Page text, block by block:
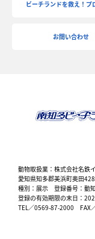
ビーチランドを救え！プ
お問い合わせ
動物取扱業：株式会社名鉄
愛知県知多郡美浜町奥田
種別：展示 登録番号：動
登録の有効期限の末日：
TEL／0569-87-2000 FAX